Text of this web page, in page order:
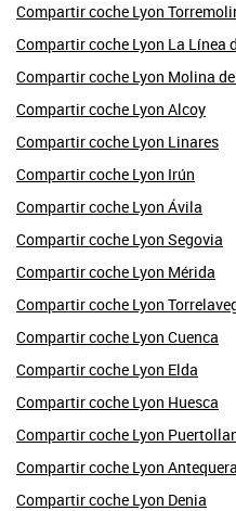
Compartir coche Lyon
Compartir coche Lyon La Línea
Compartir coche Lyon Molina
Compartir coche Lyon Alcoy
Compartir coche Lyon Linares
Compartir coche Lyon Irún
Compartir coche Lyon Ávila
Compartir coche Lyon Segovia
Compartir coche Lyon Mérida
Compartir coche Lyon
Compartir coche Lyon Cuenca
Compartir coche Lyon Elda
Compartir coche Lyon Huesca
Compartir coche Lyon
Compartir coche Lyon Antequera
Compartir coche Lyon Denia